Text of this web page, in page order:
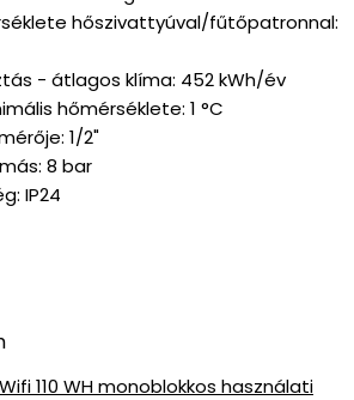
hőszivattyúval/fűtőpatronnal:
- átlagos klíma: 452 kWh/év
hőmérséklete: 1 °C
1/2"
8 bar
IP24
110 WH monoblokkos használati